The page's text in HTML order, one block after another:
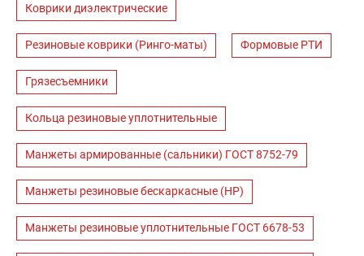
Коврики диэлектрические
Резиновые коврики (Ринго-маты) Формовые РТИ
Грязесъемники
Кольца резиновые уплотнительные
Манжеты армированные (сальники) ГОСТ 8752-79
Манжеты резиновые бескаркасные (НР)
Манжеты резиновые уплотнительные ГОСТ 6678-53